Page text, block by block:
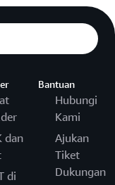
dan
di
Bantuan
Hubungi
Kami
Ajukan
Tiket
Dukungan